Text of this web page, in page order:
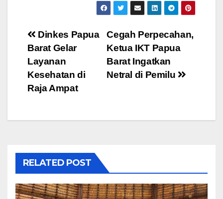
Post
navigation
Cegah Perpecahan,
Ketua IKT Papua
Barat Ingatkan
Netral di Pemilu
Dinkes Papua
Barat Gelar
Layanan
Kesehatan di
Raja Ampat
RELATED POST